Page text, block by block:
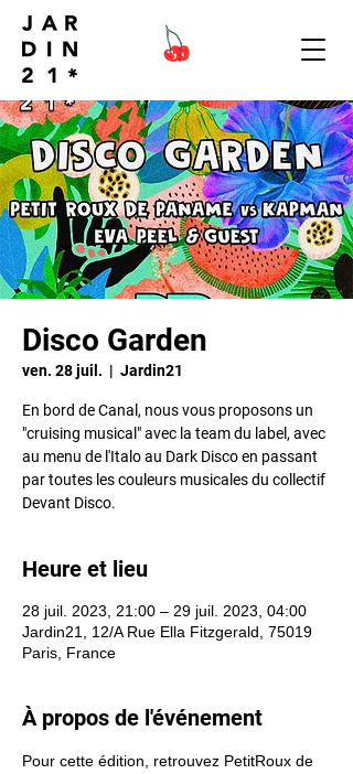
Disco Garden
ven. 28 juil.
  |
Jardin21
En bord de Canal, nous vous proposons un
"cruising musical" avec la team du label, avec
au menu de l'Italo au Dark Disco en passant
par toutes les couleurs musicales du collectif
Devant Disco.
Heure et lieu
28 juil. 2023, 21:00 – 29 juil. 2023, 04:00
Jardin21, 12/A Rue Ella Fitzgerald, 75019
Paris, France
À propos de l'événement
Pour cette édition, retrouvez PetitRoux de